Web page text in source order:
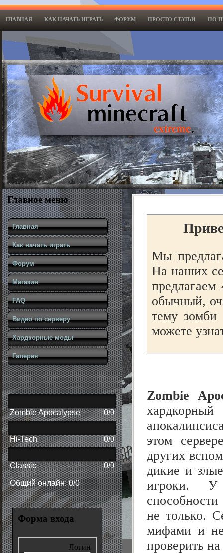
ГЛАВНАЯ КАК НАЧАТЬ ИГРАТЬ ФОPУМ ПРОСТО СТАТЬИ ПО
Главное меню
Главная
Как начать играть
Фоpум
Магазин
FAQ
Видео по серверу
Хардкорные моды
Галерея
Zombie Apocalypse 0/0
Hi-Tech 0/0
Classic 0/0
Общий онлайн: 0/0
Форма входа
Логин
Мы
На наших
обычный,
тему зомби
можете
Zombie
этом
других
дикие и
игроки.
не только.
мифами и не
проверить